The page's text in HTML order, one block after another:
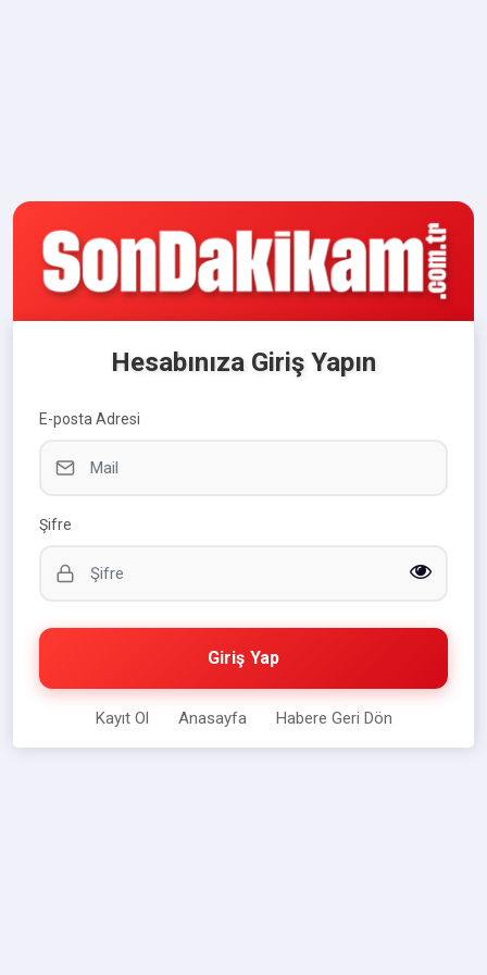
Hesabınıza Giriş Yapın
E-posta Adresi
Şifre
Giriş Yap
Kayıt Ol Anasayfa Habere Geri Dön